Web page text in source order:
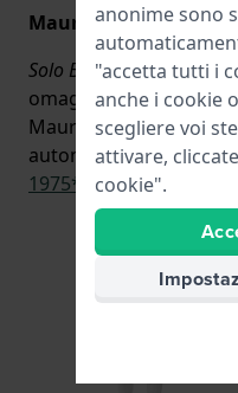
Maurice Lacroix
Solo Benelux e Francia:
omaggio un orologio
Maurice Lacroix
automaticodella serie
1975*
anonime sono
"accetta tutti i
anche i cookie
scegliere voi
attivare,
cookie".